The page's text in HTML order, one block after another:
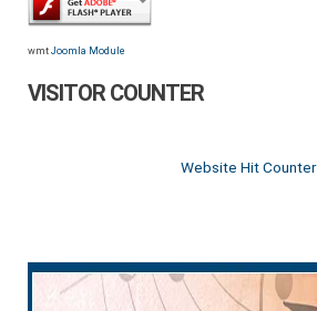
wmt Joomla Module
VISITOR COUNTER
Website Hit Counter